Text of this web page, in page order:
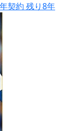
契約 残り8年